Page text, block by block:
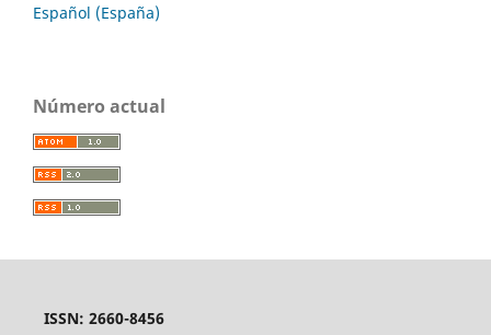
Español (España)
Número actual
ISSN: 2660-8456